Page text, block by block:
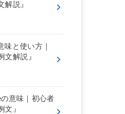
解説』
味と使い方｜
文解説』
の意味｜初心者
文』